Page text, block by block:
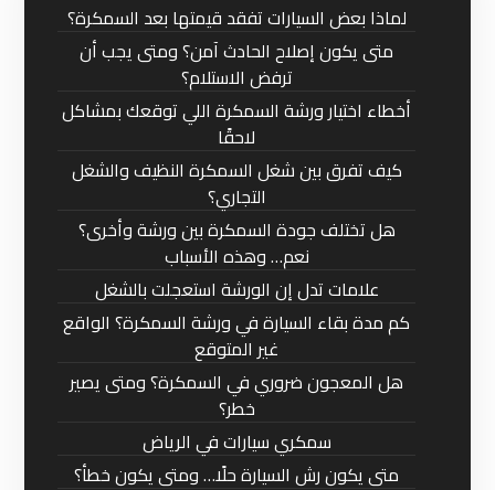
لماذا بعض السيارات تفقد قيمتها بعد السمكرة؟
متى يكون إصلاح الحادث آمن؟ ومتى يجب أن
ترفض الاستلام؟
أخطاء اختيار ورشة السمكرة اللي توقعك بمشاكل
لاحقًا
كيف تفرق بين شغل السمكرة النظيف والشغل
التجاري؟
هل تختلف جودة السمكرة بين ورشة وأخرى؟
نعم… وهذه الأسباب
علامات تدل إن الورشة استعجلت بالشغل
كم مدة بقاء السيارة في ورشة السمكرة؟ الواقع
غير المتوقع
هل المعجون ضروري في السمكرة؟ ومتى يصير
خطر؟
سمكري سيارات في الرياض
متى يكون رش السيارة حلًا… ومتى يكون خطأ؟